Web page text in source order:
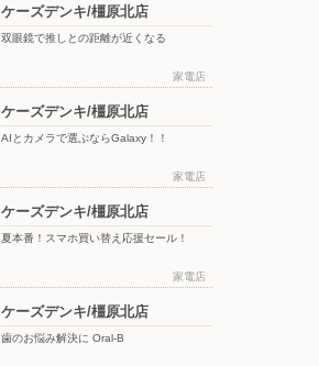
ケーズデンキ/橿原北店
双眼鏡で推しとの距離が近くなる
家電店
ケーズデンキ/橿原北店
AIとカメラで選ぶならGalaxy！！
家電店
ケーズデンキ/橿原北店
夏本番！スマホ買い替え応援セール！
家電店
ケーズデンキ/橿原北店
歯のお悩み解決に Oral-B